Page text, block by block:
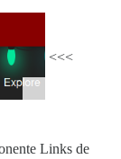
<<<
Links de